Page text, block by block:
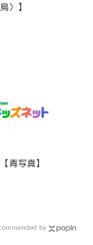
〉】
青写真】
by